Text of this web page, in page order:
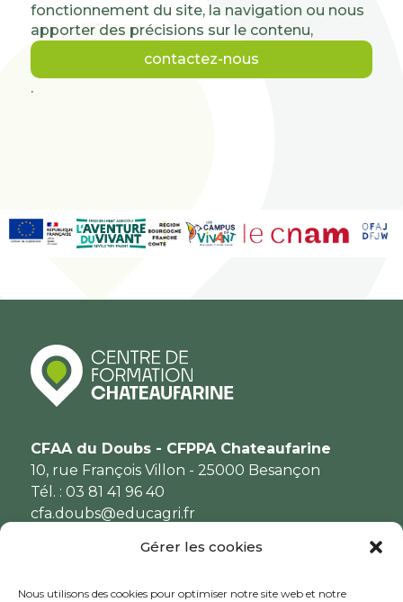
Gérer les cookies
Nous utilisons des cookies pour optimiser notre site web et notre
fonctionnement du site, la navigation ou nous
apporter des précisions sur le contenu,
contactez-nous
.
CFAA du Doubs - CFPPA Chateaufarine
10, rue François Villon - 25000 Besançon
Tél. : 03 81 41 96 40
cfa.doubs@educagri.fr